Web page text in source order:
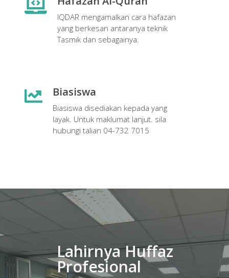
IQDAR mengamalkan cara hafazan
yang berkesan antaranya teknik
Tasmik dan sebagainya.
Biasiswa
Biasiswa disediakan kepada yang
layak. Untuk maklumat lanjut. sila
hubungi talian 04-732 7015
Lahirnya Huffaz
Profesional